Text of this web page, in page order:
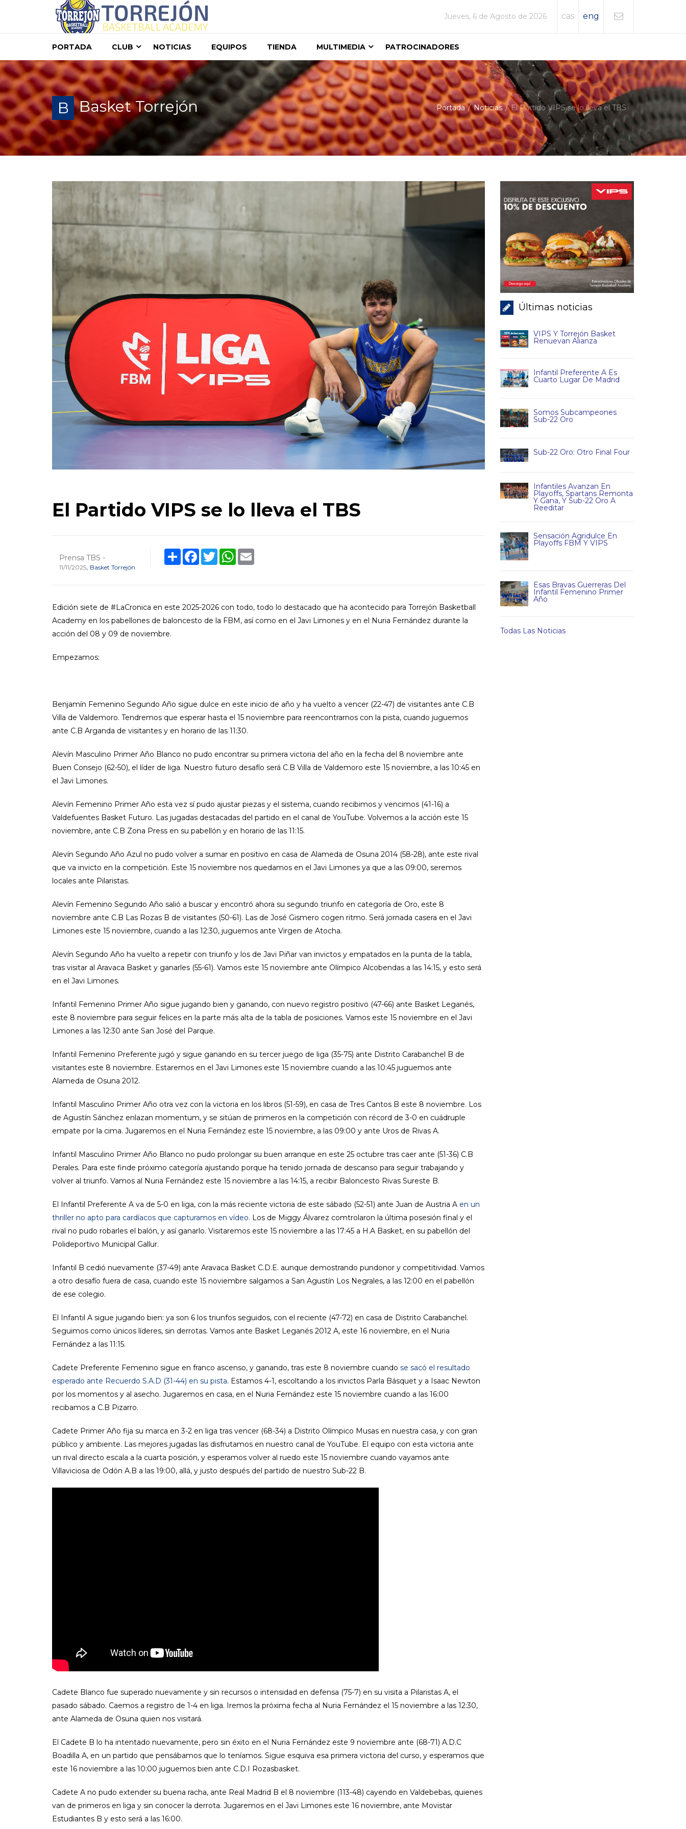
Jueves, 6 de Agosto de 2026 cas eng
PORTADA CLUB NOTICIAS EQUIPOS TIENDA MULTIMEDIA PATROCINADORES
B Basket Torrejón Portada Noticias El Partido VIPS se lo lleva el TBS
El Partido VIPS se lo lleva el TBS
Prensa TBS -
11/11/2025, Basket Torrejón
Share Facebook
TwitterWhatsApp
Edición siete de #LaCronica en este 2025-2026 con todo, todo lo destacado que ha acontecido para Torrejón Basketball
Academy en los pabellones de baloncesto de la FBM, así como en el Javi Limones y en el Nuria Fernández durante la
acción del 08 y 09 de noviembre.
Empezamos:
Benjamín Femenino Segundo Año sigue dulce en este inicio de año y ha vuelto a vencer (22-47) de visitantes ante C.B
Villa de Valdemoro. Tendremos que esperar hasta el 15 noviembre para reencontrarnos con la pista, cuando juguemos
ante C.B Arganda de visitantes y en horario de las 11:30.
Alevín Masculino Primer Año Blanco no pudo encontrar su primera victoria del año en la fecha del 8 noviembre ante
Buen Consejo (62-50), el líder de liga. Nuestro futuro desafío será C.B Villa de Valdemoro este 15 noviembre, a las 10:45 en
el Javi Limones.
Alevín Femenino Primer Año esta vez sí pudo ajustar piezas y el sistema, cuando recibimos y vencimos (41-16) a
Valdefuentes Basket Futuro. Las jugadas destacadas del partido en el canal de YouTube. Volvemos a la acción este 15
noviembre, ante C.B Zona Press en su pabellón y en horario de las 11:15.
Alevín Segundo Año Azul no pudo volver a sumar en positivo en casa de Alameda de Osuna 2014 (58-28), ante este rival
que va invicto en la competición. Este 15 noviembre nos quedamos en el Javi Limones ya que a las 09:00, seremos
locales ante Pilaristas.
Alevín Femenino Segundo Año salió a buscar y encontró ahora su segundo triunfo en categoría de Oro, este 8
noviembre ante C.B Las Rozas B de visitantes (50-61). Las de José Gismero cogen ritmo. Será jornada casera en el Javi
Limones este 15 noviembre, cuando a las 12:30, juguemos ante Virgen de Atocha.
Alevín Segundo Año ha vuelto a repetir con triunfo y los de Javi Piñar van invictos y empatados en la punta de la tabla,
tras visitar al Aravaca Basket y ganarles (55-61). Vamos este 15 noviembre ante Olímpico Alcobendas a las 14:15, y esto será
en el Javi Limones.
Infantil Femenino Primer Año sigue jugando bien y ganando, con nuevo registro positivo (47-66) ante Basket Leganés,
este 8 noviembre para seguir felices en la parte más alta de la tabla de posiciones. Vamos este 15 noviembre en el Javi
Limones a las 12:30 ante San José del Parque.
Infantil Femenino Preferente jugó y sigue ganando en su tercer juego de liga (35-75) ante Distrito Carabanchel B de
visitantes este 8 noviembre. Estaremos en el Javi Limones este 15 noviembre cuando a las 10:45 juguemos ante
Alameda de Osuna 2012.
Infantil Masculino Primer Año otra vez con la victoria en los libros (51-59), en casa de Tres Cantos B este 8 noviembre. Los
de Agustín Sánchez enlazan momentum, y se sitúan de primeros en la competición con récord de 3-0 en cuádruple
empate por la cima. Jugaremos en el Nuria Fernández este 15 noviembre, a las 09:00 y ante Uros de Rivas A.
Infantil Masculino Primer Año Blanco no pudo prolongar su buen arranque en este 25 octubre tras caer ante (51-36) C.B
Perales. Para este finde próximo categoría ajustando porque ha tenido jornada de descanso para seguir trabajando y
volver al triunfo. Vamos al Nuria Fernández este 15 noviembre a las 14:15, a recibir Baloncesto Rivas Sureste B.
El Infantil Preferente A va de 5-0 en liga, con la más reciente victoria de este sábado (52-51) ante Juan de Austria A en un
thriller no apto para cardíacos que capturamos en vídeo. Los de Miggy Álvarez comtrolaron la última posesión final y el
rival no pudo robarles el balón, y así ganarlo. Visitaremos este 15 noviembre a las 17:45 a H.A Basket, en su pabellón del
Polideportivo Municipal Gallur.
Infantil B cedió nuevamente (37-49) ante Aravaca Basket C.D.E. aunque demostrando pundonor y competitividad. Vamos
a otro desafío fuera de casa, cuando este 15 noviembre salgamos a San Agustín Los Negrales, a las 12:00 en el pabellón
de ese colegio.
El Infantil A sigue jugando bien: ya son 6 los triunfos seguidos, con el reciente (47-72) en casa de Distrito Carabanchel.
Seguimos como únicos líderes, sin derrotas. Vamos ante Basket Leganés 2012 A, este 16 noviembre, en el Nuria
Fernández a las 11:15.
Cadete Preferente Femenino sigue en franco ascenso, y ganando, tras este 8 noviembre cuando se sacó el resultado
esperado ante Recuerdo S.A.D (31-44) en su pista. Estamos 4-1, escoltando a los invictos Parla Básquet y a Isaac Newton
por los momentos y al asecho. Jugaremos en casa, en el Nuria Fernández este 15 noviembre cuando a las 16:00
recibamos a C.B Pizarro.
Cadete Primer Año fija su marca en 3-2 en liga tras vencer (68-34) a Distrito Olímpico Musas en nuestra casa, y con gran
público y ambiente. Las mejores jugadas las disfrutamos en nuestro canal de YouTube. El equipo con esta victoria ante
un rival directo escala a la cuarta posición, y esperamos volver al ruedo este 15 noviembre cuando vayamos ante
Villaviciosa de Odón A.B a las 19:00, allá, y justo después del partido de nuestro Sub-22 B.
Cadete Blanco fue superado nuevamente y sin recursos o intensidad en defensa (75-7) en su visita a Pilaristas A, el
pasado sábado. Caemos a registro de 1-4 en liga. Iremos la próxima fecha al Nuria Fernández el 15 noviembre a las 12:30,
ante Alameda de Osuna quien nos visitará.
El Cadete B lo ha intentado nuevamente, pero sin éxito en el Nuria Fernández este 9 noviembre ante (68-71) A.D.C
Boadilla A, en un partido que pensábamos que lo teníamos. Sigue esquiva esa primera victoria del curso, y esperamos que
este 16 noviembre a las 10:00 juguemos bien ante C.D.I Rozasbasket.
Cadete A no pudo extender su buena racha, ante Real Madrid B el 8 noviembre (113-48) cayendo en Valdebebas, quienes
van de primeros en liga y sin conocer la derrota. Jugaremos en el Javi Limones este 16 noviembre, ante Movistar
Estudiantes B y esto será a las 16:00.
Últimas noticias
VIPS Y Torrejón Basket
Renuevan Alianza
Infantil Preferente A Es
Cuarto Lugar De Madrid
Somos Subcampeones
Sub-22 Oro
Sub-22 Oro: Otro Final Four
Infantiles Avanzan En
Playoffs, Spartans Remonta
Y Gana, Y Sub-22 Oro A
Reeditar
Sensación Agridulce En
Playoffs FBM Y VIPS
Esas Bravas Guerreras Del
Infantil Femenino Primer
Año
Todas Las Noticias